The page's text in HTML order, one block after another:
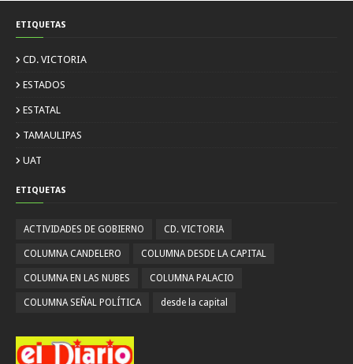
ETIQUETAS
CD. VICTORIA
ESTADOS
ESTATAL
TAMAULIPAS
UAT
ETIQUETAS
ACTIVIDADES DE GOBIERNO CD. VICTORIA
COLUMNA CANDELERO COLUMNA DESDE LA CAPITAL
COLUMNA EN LAS NUBES COLUMNA PALACIO
COLUMNA SEÑAL POLÍTICA desde la capital